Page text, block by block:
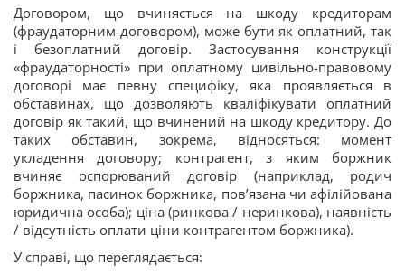
Договором, що вчиняється на шкоду кредиторам
(фраудаторним договором), може бути як оплатний, так
і безоплатний договір. Застосування конструкції
«фраудаторності» при оплатному цивільно-правовому
договорі має певну специфіку, яка проявляється в
обставинах, що дозволяють кваліфікувати оплатний
договір як такий, що вчинений на шкоду кредитору. До
таких обставин, зокрема, відносяться: момент
укладення договору; контрагент, з яким боржник
вчиняє оспорюваний договір (наприклад, родич
боржника, пасинок боржника, пов’язана чи афілійована
юридична особа); ціна (ринкова / неринкова), наявність
/ відсутність оплати ціни контрагентом боржника).
У справі, що переглядається: